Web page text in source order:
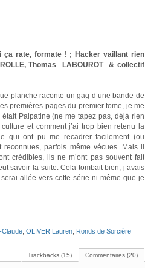
ça rate, formate ! ; Hacker vaillant rien
Thomas LABOUROT & collectif
planche raconte un gag d’une bande de
premières pages du premier tome, je me
Palpatine (ne me tapez pas, déjà rien
et comment j’ai trop bien retenu la
qui ont pu me recadrer facilement (ou
parfois même vécues. Mais il
crédibles, ils ne m’ont pas souvent fait
savoir la suite. Cela tombait bien, j’avais
allée vers cette série ni même que je
Claude OLIVER Lauren Ronds de Sorcière
Commentaires (20)
Trackbacks (15)